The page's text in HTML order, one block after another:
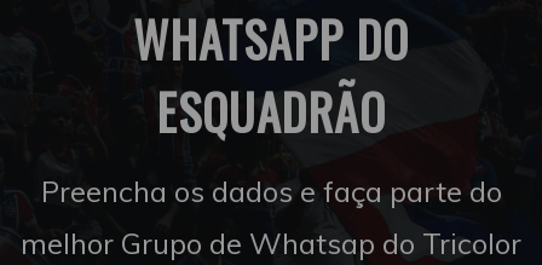
WHATSAPP DO
ESQUADRÃO
Preencha os dados e faça parte do
melhor Grupo de Whatsap do Tricolor